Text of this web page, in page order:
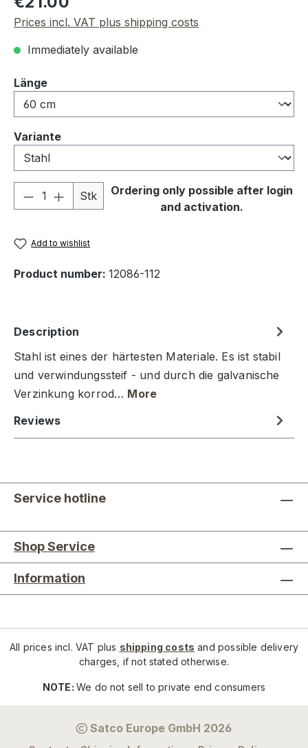
Prices incl. VAT plus shipping costs
Immediately available
Select
Länge
Select
Variante
Product Quantity: Enter the desired
Stk
Ordering only possible after login
and activation.
Add to wishlist
Product number: 12086-112
Description
Stahl ist eines der härtesten Materiale. Es ist stabil
und verwindungssteif - und durch die galvanische
Verzinkung korrod… More
Reviews
Service hotline
Shop Service
Information
All prices incl. VAT plus shipping costs and possible delivery
charges, if not stated otherwise.
NOTE:We do not sell to private end consumers
Satco Europe GmbH 2026